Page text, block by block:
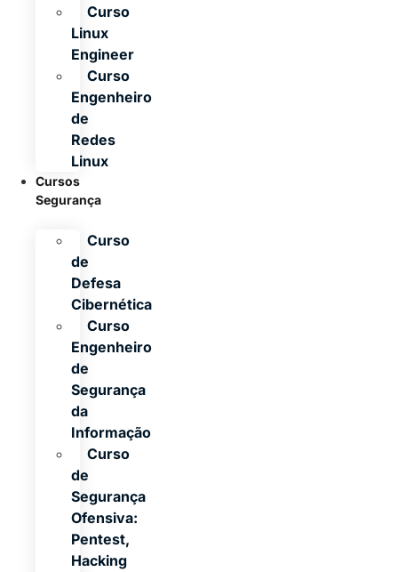
Curso
Linux
Engineer
Curso
Engenheiro
de
Redes
Linux
Cursos
Segurança
Curso
de
Defesa
Cibernética
Curso
Engenheiro
de
Segurança
da
Informação
Curso
de
Segurança
Ofensiva:
Pentest,
Hacking